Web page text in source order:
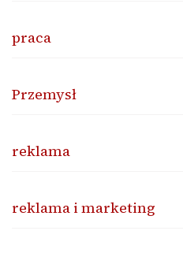
praca
Przemysł
reklama
reklama i marketing